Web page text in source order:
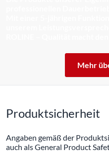
Mehr
Produktsicherheit
Angaben gemäß der
auch als General Product